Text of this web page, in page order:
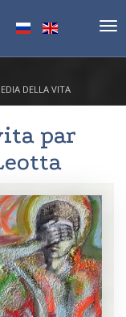
DELLA VITA
par